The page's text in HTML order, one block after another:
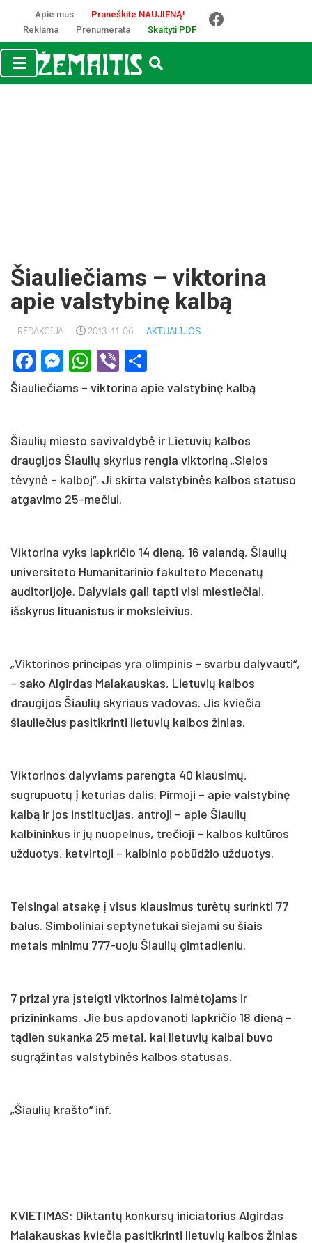
Apie mus
Praneškite NAUJIENĄ!
Reklama
Prenumerata Skaityti PDF
Šiauliečiams – viktorina
apie valstybinę kalbą
REDAKCIJA 2013-11-06 AKTUALIJOS
Facebook
Messenger
WhatsApp
Viber
Šiauliečiams – viktorina apie valstybinę kalbą
Šiaulių miesto savivaldybė ir Lietuvių kalbos
draugijos Šiaulių skyrius rengia viktoriną „Sielos
tėvynė – kalboj“. Ji skirta valstybinės kalbos statuso
atgavimo 25-mečiui.
Viktorina vyks lapkričio 14 dieną, 16 valandą, Šiaulių
universiteto Humanitarinio fakulteto Mecenatų
auditorijoje. Dalyviais gali tapti visi miestiečiai,
išskyrus lituanistus ir moksleivius.
„Viktorinos principas yra olimpinis – svarbu dalyvauti“,
– sako Algirdas Malakauskas, Lietuvių kalbos
draugijos Šiaulių skyriaus vadovas. Jis kviečia
šiauliečius pasitikrinti lietuvių kalbos žinias.
Viktorinos dalyviams parengta 40 klausimų,
sugrupuotų į keturias dalis. Pirmoji – apie valstybinę
kalbą ir jos institucijas, antroji – apie Šiaulių
kalbininkus ir jų nuopelnus, trečioji – kalbos kultūros
užduotys, ketvirtoji – kalbinio pobūdžio užduotys.
Teisingai atsakę į visus klausimus turėtų surinkti 77
balus. Simboliniai septynetukai siejami su šiais
metais minimu 777-uoju Šiaulių gimtadieniu.
7 prizai yra įsteigti viktorinos laimėtojams ir
prizininkams. Jie bus apdovanoti lapkričio 18 dieną –
tądien sukanka 25 metai, kai lietuvių kalbai buvo
sugrąžintas valstybinės kalbos statusas.
„Šiaulių krašto“ inf.
KVIETIMAS: Diktantų konkursų iniciatorius Algirdas
Malakauskas kviečia pasitikrinti lietuvių kalbos žinias